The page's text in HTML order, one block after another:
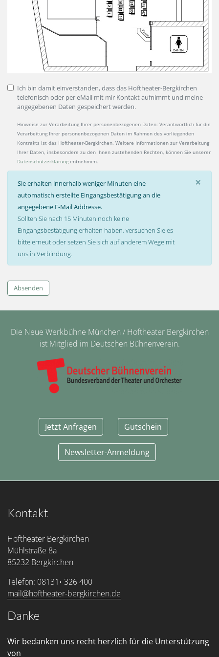
Ich bin damit einverstanden, dass das Hoftheater-Bergkirchen
telefonisch oder per eMail mit mir Kontakt aufnimmt und meine
angegebenen Daten gespeichert werden.
Hinweise zur Verarbeitung Ihrer personenbezogenen Daten: Verantwortlich für die
Verarbeitung Ihrer personenbezogenen Daten im Rahmen des vorliegenden
Kontrakts ist das Hoftheater-Bergkirchen. Weitere Informationen zur Verarbeitung
Ihrer Daten, insbesondere zu den Ihnen zustehenden Rechten, können Sie unserer
Datenschutzerklärung entnehmen.
×
Sie erhalten innerhalb weniger Minuten eine
automatisch erstellte Eingangsbestätigung an die
angegebene E-Mail Addresse.
Sollten Sie nach 15 Minuten noch keine
Eingangsbestätigung erhalten haben, versuchen Sie es
bitte erneut oder setzen Sie sich auf anderem Wege mit
uns in Verbindung.
Absenden
Die Neue Werkbühne München / Hoftheater Bergkirchen
ist Mitglied im Deutschen Bühnenverein.
Jetzt Anfragen Gutschein
Newsletter-Anmeldung
Kontakt
Hoftheater Bergkirchen
Mühlstraße 8a
85232 Bergkirchen
Telefon: 08131• 326 400
mail@hoftheater-bergkirchen.de
Danke
Wir bedanken uns recht herzlich für die Unterstützung
von